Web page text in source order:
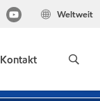
Weltweit
Kontakt